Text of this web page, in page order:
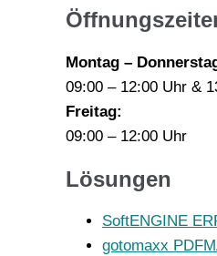
Montag –
09:00 – 12:00 Uhr &
Freitag:
09:00 – 12:00 Uhr
Lösungen
SoftENGINE
gotomaxx